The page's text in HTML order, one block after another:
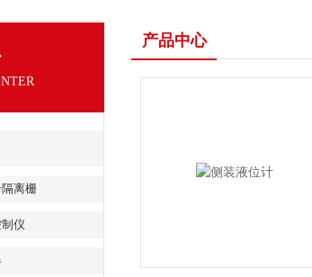
离栅
仪
产品中心